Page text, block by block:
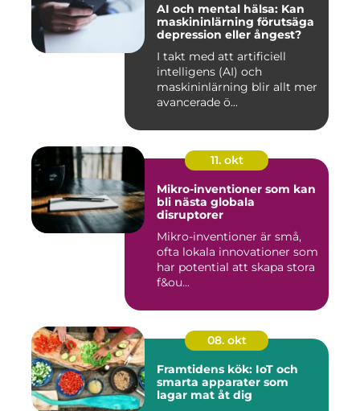
AI och mental hälsa: Kan
maskininlärning förutsäga
depression eller ångest?
I takt med att artificiell
intelligens (AI) och
maskininlärning blir allt mer
avancerade ö...
11. okt
Mikro-inventioner som kan
bli nästa globala
disruptorer
Mikro-inventioner är små,
ofta lokala innovationer som
har potential att skapa stora
f&ou...
08. okt
Framtidens kök: IoT och
smarta apparater som
lagar mat åt dig